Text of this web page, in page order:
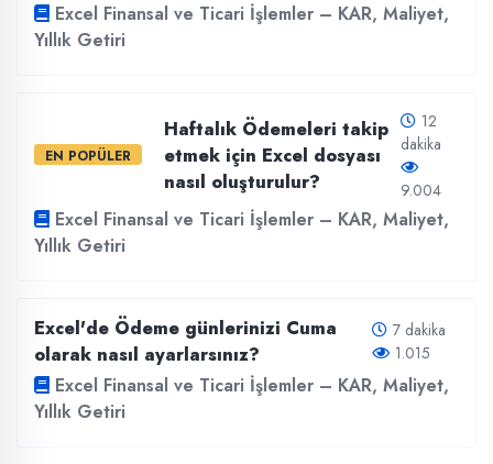
Excel Finansal ve Ticari İşlemler – KAR, Maliyet,
Yıllık Getiri
EN POPÜLER
Haftalık Ödemeleri takip
etmek için Excel dosyası
nasıl oluşturulur?
12
dakika
9.004
Excel Finansal ve Ticari İşlemler – KAR, Maliyet,
Yıllık Getiri
Excel'de Ödeme günlerinizi Cuma
olarak nasıl ayarlarsınız?
7 dakika
1.015
Excel Finansal ve Ticari İşlemler – KAR, Maliyet,
Yıllık Getiri